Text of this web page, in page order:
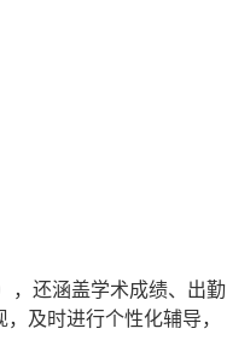
，还涵盖学术成绩、出勤
及时进行个性化辅导，